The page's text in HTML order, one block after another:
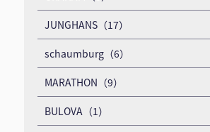
JUNGHANS（17）
schaumburg（6）
MARATHON（9）
BULOVA（1）